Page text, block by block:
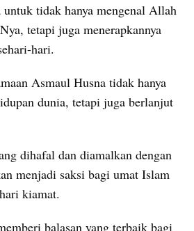
tidak hanya mengenal Allah
tetapi juga menerapkannya
hari.
Asmaul Husna tidak hanya
dunia, tetapi juga berlanjut
dihafal dan diamalkan dengan
menjadi saksi bagi umat Islam
kiamat.
balasan yang terbaik bagi